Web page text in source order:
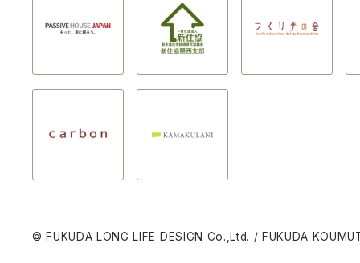
© FUKUDA LONG LIFE DESIGN Co.,Ltd. / FUKUDA